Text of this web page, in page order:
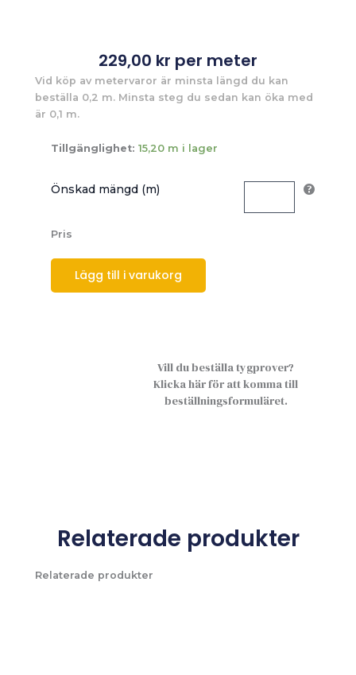
229,00 kr per meter
Vid köp av metervaror är minsta längd du kan
beställa 0,2 m. Minsta steg du sedan kan öka med
är 0,1 m.
Tillgänglighet: 15,20 m i lager
Önskad mängd (m)
Pris
Lägg till i varukorg
Vill du beställa tygprover?
Klicka här för att komma till
beställningsformuläret.
Relaterade produkter
Relaterade produkter